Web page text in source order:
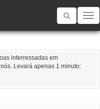
Toggle
interressadas em
Levará apenas 1 minuto: